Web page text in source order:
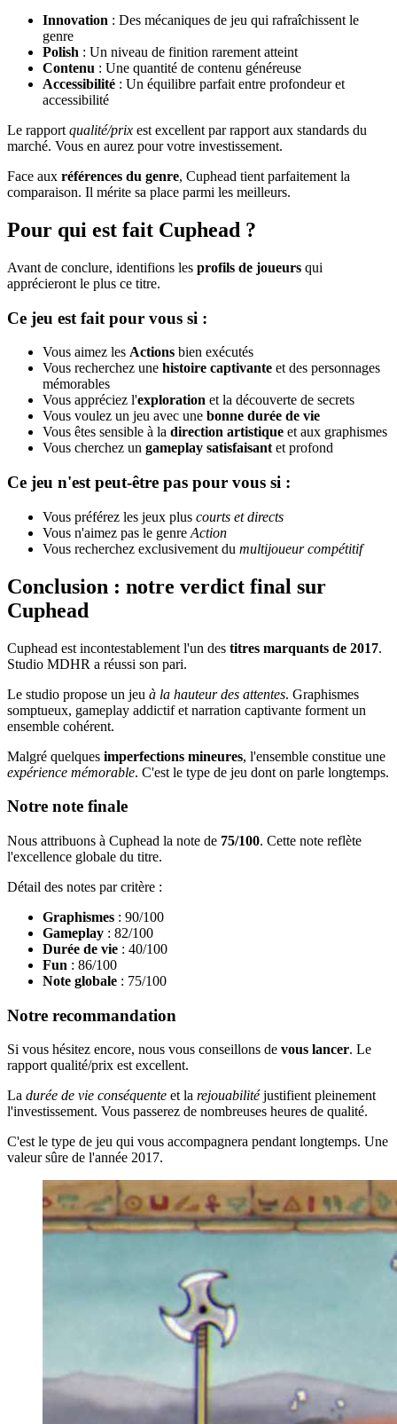
Innovation : Des mécaniques de jeu qui rafraîchissent le
genre
Polish : Un niveau de finition rarement atteint
Contenu : Une quantité de contenu généreuse
Accessibilité : Un équilibre parfait entre profondeur et
accessibilité
Le rapport qualité/prix est excellent par rapport aux standards du
marché. Vous en aurez pour votre investissement.
Face aux références du genre, Cuphead tient parfaitement la
comparaison. Il mérite sa place parmi les meilleurs.
Pour qui est fait Cuphead ?
Avant de conclure, identifions les profils de joueurs qui
apprécieront le plus ce titre.
Ce jeu est fait pour vous si :
Vous aimez les Actions bien exécutés
Vous recherchez une histoire captivante et des personnages
mémorables
Vous appréciez l'exploration et la découverte de secrets
Vous voulez un jeu avec une bonne durée de vie
Vous êtes sensible à la direction artistique et aux graphismes
Vous cherchez un gameplay satisfaisant et profond
Ce jeu n'est peut-être pas pour vous si :
Vous préférez les jeux plus courts et directs
Vous n'aimez pas le genre Action
Vous recherchez exclusivement du multijoueur compétitif
Conclusion : notre verdict final sur
Cuphead
Cuphead est incontestablement l'un des titres marquants de 2017.
Studio MDHR a réussi son pari.
Le studio propose un jeu à la hauteur des attentes. Graphismes
somptueux, gameplay addictif et narration captivante forment un
ensemble cohérent.
Malgré quelques imperfections mineures, l'ensemble constitue une
expérience mémorable. C'est le type de jeu dont on parle longtemps.
Notre note finale
Nous attribuons à Cuphead la note de 75/100. Cette note reflète
l'excellence globale du titre.
Détail des notes par critère :
Graphismes : 90/100
Gameplay : 82/100
Durée de vie : 40/100
Fun : 86/100
Note globale : 75/100
Notre recommandation
Si vous hésitez encore, nous vous conseillons de vous lancer. Le
rapport qualité/prix est excellent.
La durée de vie conséquente et la rejouabilitéjustifient pleinement
l'investissement. Vous passerez de nombreuses heures de qualité.
C'est le type de jeu qui vous accompagnera pendant longtemps. Une
valeur sûre de l'année 2017.